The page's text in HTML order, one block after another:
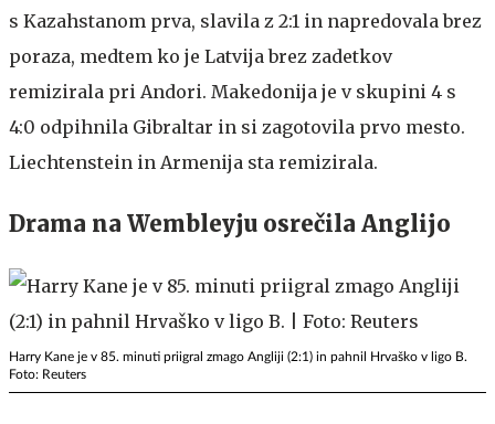
s Kazahstanom prva, slavila z 2:1 in napredovala brez
poraza, medtem ko je Latvija brez zadetkov
remizirala pri Andori. Makedonija je v skupini 4 s
4:0 odpihnila Gibraltar in si zagotovila prvo mesto.
Liechtenstein in Armenija sta remizirala.
Drama na Wembleyju osrečila Anglijo
Harry Kane je v 85. minuti priigral zmago Angliji (2:1) in pahnil Hrvaško v ligo B.
Foto: Reuters